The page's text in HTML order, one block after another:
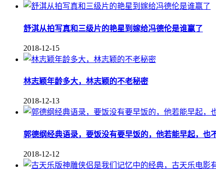
舒淇从拍写真和三级片的艳星到嫁给冯德伦是谁赢了
2018-12-15
林志颖年龄多大，林志颖的不老秘密
2018-12-13
郭德纲经典语录，要饭没有要早饭的，他若能早起，也
2018-12-12